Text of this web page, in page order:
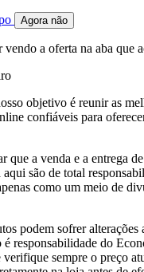
Agora não
a oferta na aba que
objetivo é reunir as
confiáveis para
que a venda e a entrega
são de total
como um meio de
podem sofrer alterações
é responsabilidade do
verifique sempre o preço